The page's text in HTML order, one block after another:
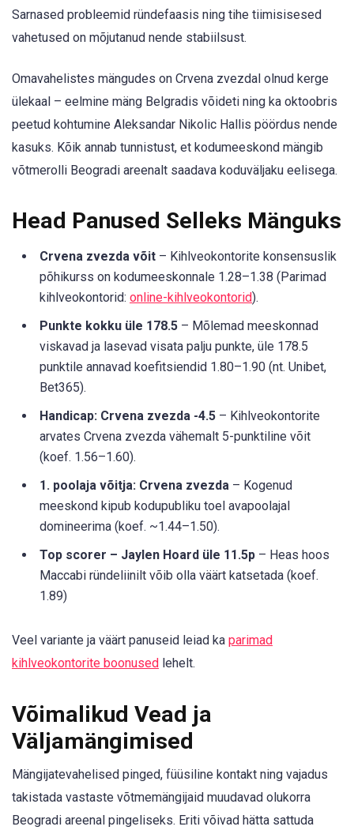
Sarnased probleemid ründefaasis ning tihe tiimisisesed
vahetused on mõjutanud nende stabiilsust.
Omavahelistes mängudes on Crvena zvezdal olnud kerge
ülekaal – eelmine mäng Belgradis võideti ning ka oktoobris
peetud kohtumine Aleksandar Nikolic Hallis pöördus nende
kasuks. Kõik annab tunnistust, et kodumeeskond mängib
võtmerolli Beogradi areenalt saadava koduväljaku eelisega.
Head Panused Selleks Mänguks
Crvena zvezda võit – Kihlveokontorite konsensuslik
põhikurss on kodumeeskonnale 1.28–1.38 (Parimad
kihlveokontorid: online-kihlveokontorid).
Punkte kokku üle 178.5 – Mõlemad meeskonnad
viskavad ja lasevad visata palju punkte, üle 178.5
punktile annavad koefitsiendid 1.80–1.90 (nt. Unibet,
Bet365).
Handicap: Crvena zvezda -4.5 – Kihlveokontorite
arvates Crvena zvezda vähemalt 5-punktiline võit
(koef. 1.56–1.60).
1. poolaja võitja: Crvena zvezda – Kogenud
meeskond kipub kodupubliku toel avapoolajal
domineerima (koef. ~1.44–1.50).
Top scorer – Jaylen Hoard üle 11.5p – Heas hoos
Maccabi ründeliinilt võib olla väärt katsetada (koef.
1.89)
Veel variante ja väärt panuseid leiad ka parimad
kihlveokontorite boonused lehelt.
Võimalikud Vead ja
Väljamängimised
Mängijatevahelised pinged, füüsiline kontakt ning vajadus
takistada vastaste võtmemängijaid muudavad olukorra
Beogradi areenal pingeliseks. Eriti võivad hätta sattuda